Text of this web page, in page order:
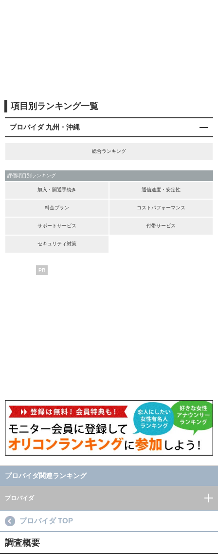
項目別ランキング一覧
プロバイダ 九州・沖縄
総合ランキング
評価項目別ランキング
加入・開通手続き 通信速度・安定性
料金プラン コストパフォーマンス
サポートサービス 付帯サービス
セキュリティ対策
PR
プロバイダ関連ランキング
プロバイダ
プロバイダ TOP
調査概要